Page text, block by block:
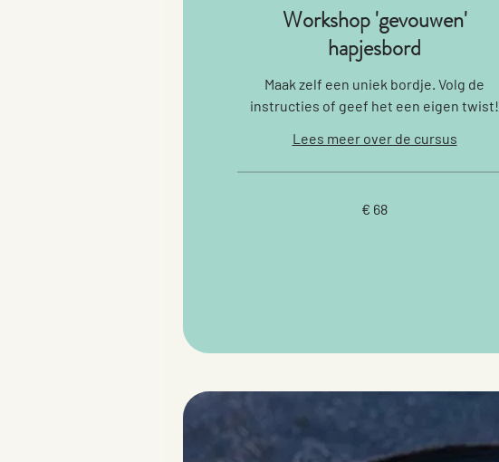
Workshop 'gevouwen'
hapjesbord
Maak zelf een uniek bordje. Volg de
instructies of geef het een eigen twist!
Lees meer over de cursus
€ 68